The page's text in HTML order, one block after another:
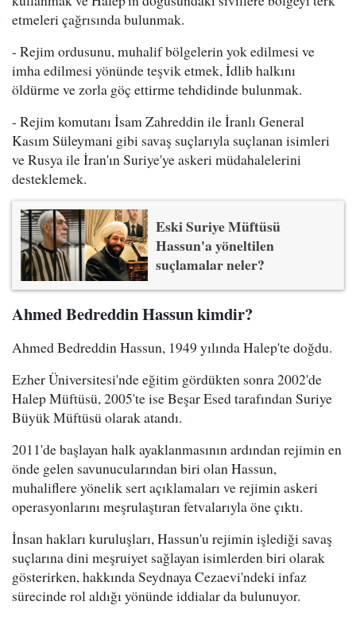
etmeleri çağrısında bulunmak.
- Rejim ordusunu, muhalif bölgelerin yok edilmesi ve
imha edilmesi yönünde teşvik etmek, İdlib halkını
öldürme ve zorla göç ettirme tehdidinde bulunmak.
- Rejim komutanı İsam Zahreddin ile İranlı General
Kasım Süleymani gibi savaş suçlarıyla suçlanan isimleri
ve Rusya ile İran'ın Suriye'ye askeri müdahalelerini
desteklemek.
Eski Suriye Müftüsü
Hassun'a yöneltilen
suçlamalar neler?
Ahmed Bedreddin Hassun kimdir?
Ahmed Bedreddin Hassun, 1949 yılında Halep'te doğdu.
Ezher Üniversitesi'nde eğitim gördükten sonra 2002'de
Halep Müftüsü, 2005'te ise Beşar Esed tarafından Suriye
Büyük Müftüsü olarak atandı.
2011'de başlayan halk ayaklanmasının ardından rejimin en
önde gelen savunucularından biri olan Hassun,
muhaliflere yönelik sert açıklamaları ve rejimin askeri
operasyonlarını meşrulaştıran fetvalarıyla öne çıktı.
İnsan hakları kuruluşları, Hassun'u rejimin işlediği savaş
suçlarına dini meşruiyet sağlayan isimlerden biri olarak
gösterirken, hakkında Seydnaya Cezaevi'ndeki infaz
sürecinde rol aldığı yönünde iddialar da bulunuyor.